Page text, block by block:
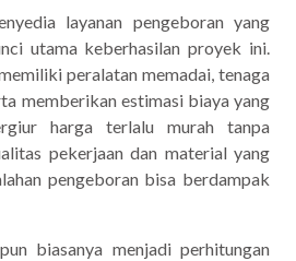
layanan pengeboran yang
utama keberhasilan proyek ini.
peralatan memadai, tenaga
memberikan estimasi biaya yang
harga terlalu murah tanpa
pekerjaan dan material yang
pengeboran bisa berdampak
biasanya menjadi perhitungan